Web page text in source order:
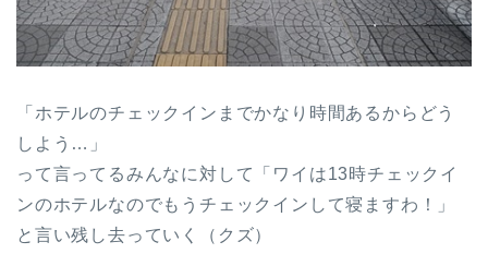
「ホテルのチェックインまでかなり時間あるからどう
しよう…」
って言ってるみんなに対して「ワイは13時チェックイ
ンのホテルなのでもうチェックインして寝ますわ！」
と言い残し去っていく（クズ）